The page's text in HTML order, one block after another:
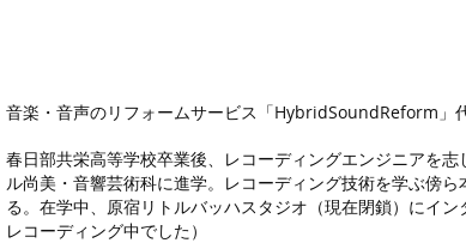
音楽・音声のリフォームサービス「HybridSoundReform」
春日部共栄高等学校卒業後、レコーディングエンジニアを
ル尚美・音響芸術科に進学。レコーディング技術を学ぶ傍
る。在学中、原宿リトルバッハスタジオ（現在閉鎖）にイ
レコーディング中でした）